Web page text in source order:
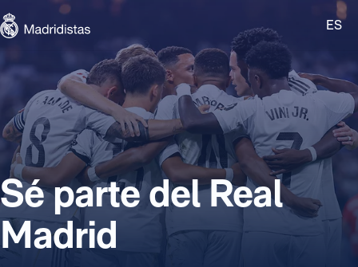
Skip to main content
Madridistas
ES
Sé parte del Real
Madrid